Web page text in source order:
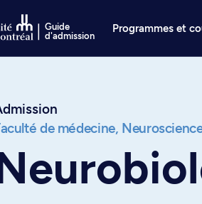
Guide
d'admission
Programmes et
de médecine,